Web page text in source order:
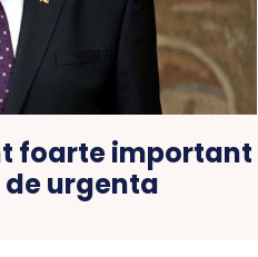
foarte important
urgenta